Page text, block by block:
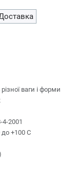
ваги і форми
4-2001
до +100 С